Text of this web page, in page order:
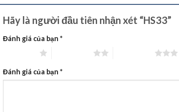
Hãy là người đầu tiên nhận xét “HS33”
Đánh giá của bạn *
Đánh giá của bạn *